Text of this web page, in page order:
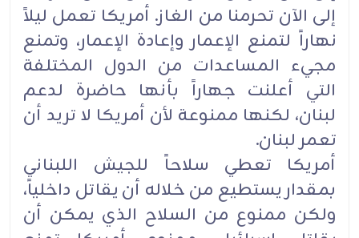
إلى الآن تحرمنا من الغاز. أمريكا تعمل ليلاً
نهاراً لتمنع الإعمار وإعادة الإعمار، وتمنع
مجيء ‏المساعدات من الدول المختلفة
التي أعلنت جهاراً بأنها حاضرة لدعم
لبنان، لكنها ممنوعة لأن أمريكا لا تريد أن
تعمر ‏لبنان‎.‎
أمريكا تعطي سلاحاً للجيش اللبناني
بمقدار يستطيع من خلاله أن يقاتل داخلياً،
ولكن ممنوع من السلاح الذي يمكن أن